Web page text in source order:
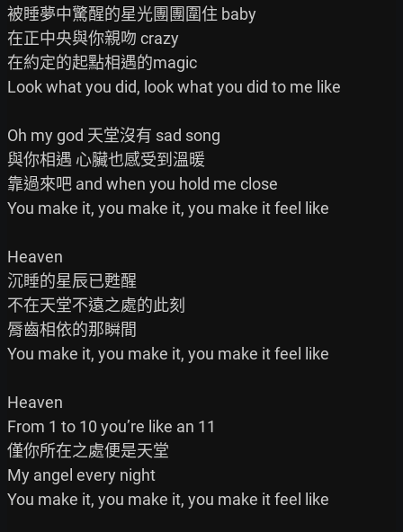
被睡夢中驚醒的星光團團圍住 baby
在正中央與你親吻 crazy
在約定的起點相遇的magic
Look what you did, look what you did to me like
Oh my god 天堂沒有 sad song
與你相遇 心臟也感受到溫暖
靠過來吧 and when you hold me close
You make it, you make it, you make it feel like
Heaven
沉睡的星辰已甦醒
不在天堂不遠之處的此刻
脣齒相依的那瞬間
You make it, you make it, you make it feel like
Heaven
From 1 to 10 you’re like an 11
僅你所在之處便是天堂
My angel every night
You make it, you make it, you make it feel like